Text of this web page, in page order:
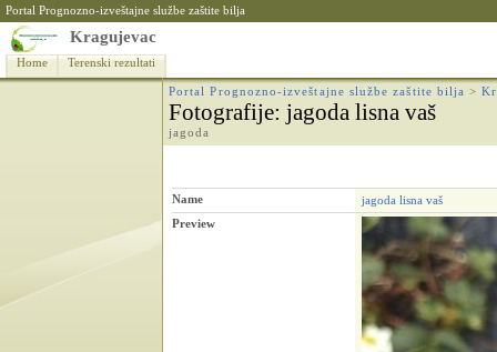
Portal Prognozno-izveštajne službe zaštite bilja
Kragujevac
Home Terenski rezultati
Portal Prognozno-izveštajne službe zaštite bilja >
Fotografije: jagoda lisna vaš
jagoda
Name
jagoda lisna vaš
Preview